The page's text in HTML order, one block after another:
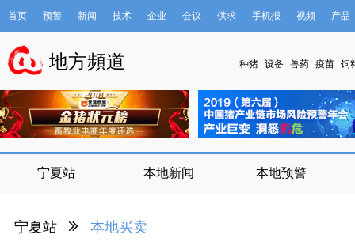
首页 预警 新闻 技术 企业 会议 供求 手机报 视频 产品
数据库
地方頻道 种猪 设备 兽药 疫苗 饲
宁夏站 本地新闻 本地预警
宁夏站 本地买卖